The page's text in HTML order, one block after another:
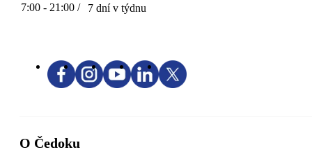
7:00 - 21:00 / 7 dní v týdnu
O Čedoku